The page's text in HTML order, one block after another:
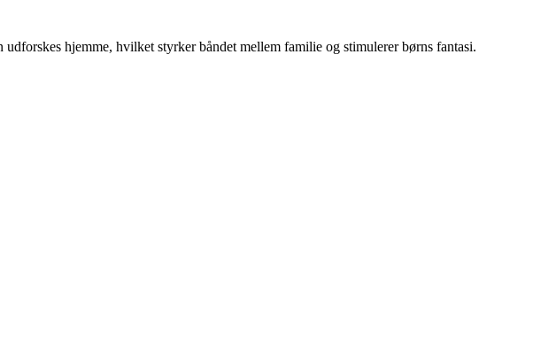
hjemme, hvilket styrker båndet mellem familie og stimulerer børns fantasi.